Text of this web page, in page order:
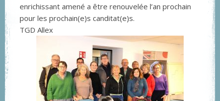
enrichissant amené a être renouvelée l’an prochain
pour les prochain(e)s canditat(e)s.
TGD Allex